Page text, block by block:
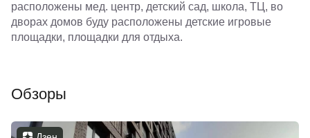
расположены мед. центр, детский сад, школа, ТЦ, во
дворах домов буду расположены детские игровые
площадки, площадки для отдыха.
Обзоры